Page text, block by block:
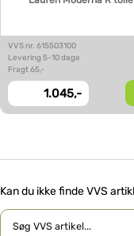
VVS nr. 615503100
Levering 5-10 dage
Fragt 65,-
1.045,-
Kan du ikke finde VVS